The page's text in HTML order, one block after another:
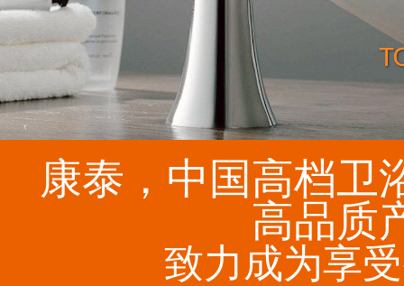
康泰，中国高档卫
高品质
致力成为享